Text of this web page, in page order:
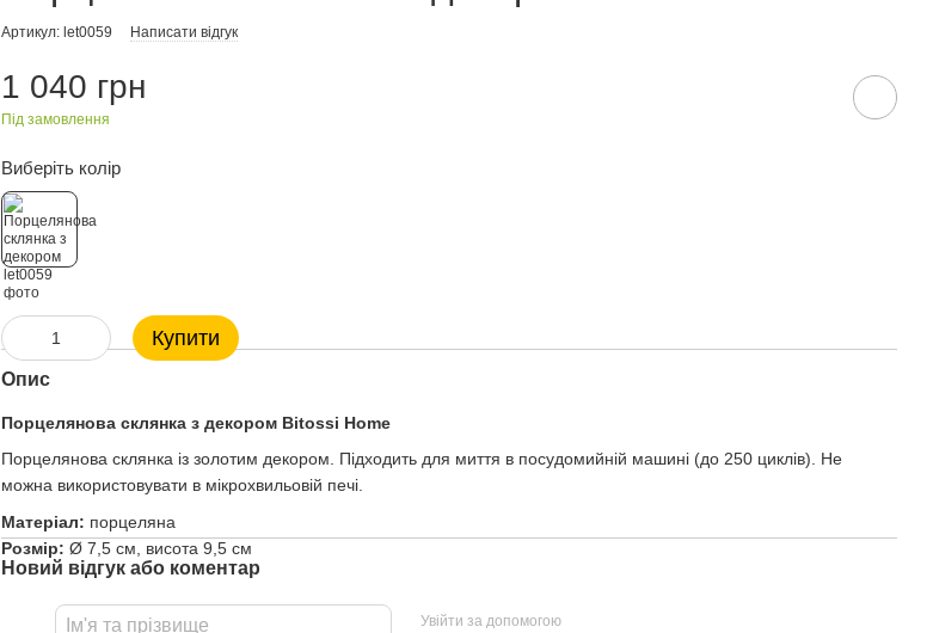
Артикул: let0059 Написати відгук
1 040 грн
Під замовлення
Виберіть колір
Купити
Опис
Порцелянова склянка з декором Bitossi Home
Порцелянова склянка із золотим декором. Підходить для миття в посудомийній машині (до 250 циклів). Не
можна використовувати в мікрохвильовій печі.
Матеріал: порцеляна
Розмір: Ø 7,5 см, висота 9,5 см
Новий відгук або коментар
Увійти за допомогою